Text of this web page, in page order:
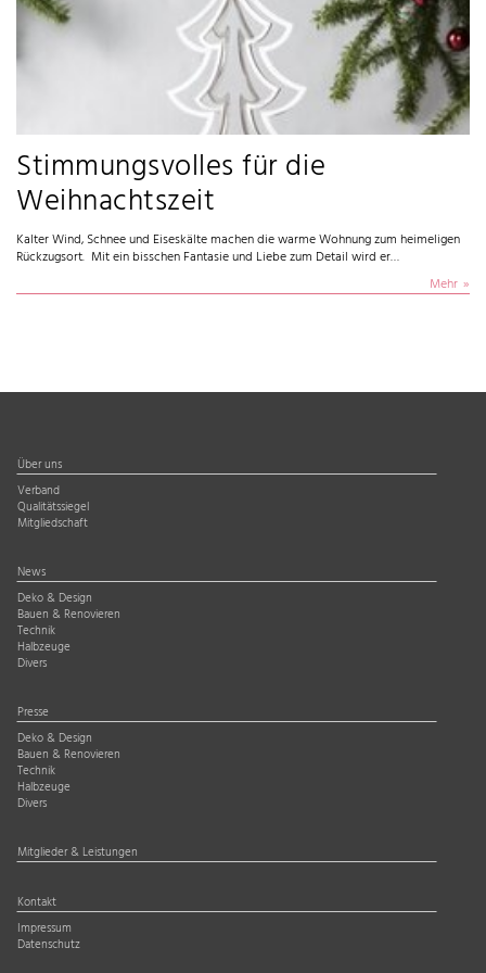
Stimmungsvolles für die
Weihnachtszeit
Kalter Wind, Schnee und Eiseskälte machen die warme Wohnung zum heimeligen
Rückzugsort. Mit ein bisschen Fantasie und Liebe zum Detail wird er…
Mehr
Über uns
Verband
Qualitätssiegel
Mitgliedschaft
News
Deko & Design
Bauen & Renovieren
Technik
Halbzeuge
Divers
Presse
Deko & Design
Bauen & Renovieren
Technik
Halbzeuge
Divers
Mitglieder & Leistungen
Kontakt
Impressum
Datenschutz